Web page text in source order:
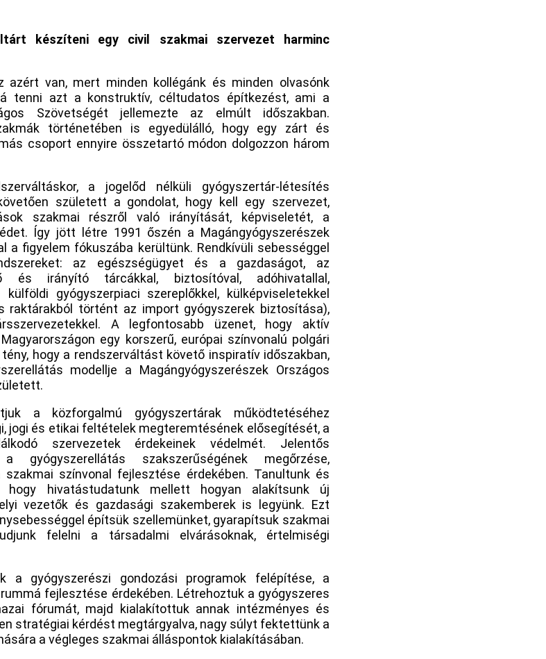
készíteni egy civil szakmai szervezet harminc
azért van, mert minden kollégánk és minden olvasónk
tenni azt a konstruktív, céltudatos építkezést, ami a
Szövetségét jellemezte az elmúlt időszakban.
történetében is egyedülálló, hogy egy zárt és
csoport ennyire összetartó módon dolgozzon három
a jogelőd nélküli gyógyszertár-létesítés
született a gondolat, hogy kell egy szervezet,
szakmai részről való irányítását, képviseletét, a
Így jött létre 1991 őszén a Magángyógyszerészek
a figyelem fókuszába kerültünk. Rendkívüli sebességgel
az egészségügyet és a gazdaságot, az
és irányító tárcákkal, biztosítóval, adóhivatallal,
gyógyszerpiaci szereplőkkel, külképviseletekkel
raktárakból történt az import gyógyszerek biztosítása),
A legfontosabb üzenet, hogy aktív
egy korszerű, európai színvonalú polgári
hogy a rendszerváltást követő inspiratív időszakban,
modellje a Magángyógyszerészek Országos
a közforgalmú gyógyszertárak működtetéséhez
jogi és etikai feltételek megteremtésének elősegítését, a
szervezetek érdekeinek védelmét. Jelentős
gyógyszerellátás szakszerűségének megőrzése,
színvonal fejlesztése érdekében. Tanultunk és
hogy hivatástudatunk mellett hogyan alakítsunk új
vezetők és gazdasági szakemberek is legyünk. Ezt
építsük szellemünket, gyarapítsuk szakmai
felelni a társadalmi elvárásoknak, értelmiségi
a gyógyszerészi gondozási programok felépítése, a
fejlesztése érdekében. Létrehoztuk a gyógyszeres
fórumát, majd kialakítottuk annak intézményes és
stratégiai kérdést megtárgyalva, nagy súlyt fektettünk a
a végleges szakmai álláspontok kialakításában.